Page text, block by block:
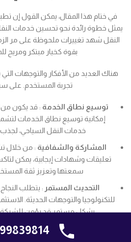
في ختام هذا المقال، يمكن القول إن
يمثل خطوة رائدة نحو تحسين خدمات
النقل شهد تغييرات ملحوظة على مر
بقوة كخيار مبتكر ومريح
هناك العديد من الأفكار والتوجهات
تجربة المستخدم. على
توسيع نطاق الخدمة : قد يكون من
إمكانية توسيع نطاق الخدمات
خدمات النقل السياحي،
المشاركة والشفافية : من خلال
تعليقات وشهادات إيجابية، يمكن
سمعتها وتعزيز ثقة
التحديث المستمر : يتطلب
للتكنولوجيا والتوجهات الحديثة.
بشكل مستمر قد يؤمن للشركة
قبل أن ننهي، نريد أن نؤكد على فكرة